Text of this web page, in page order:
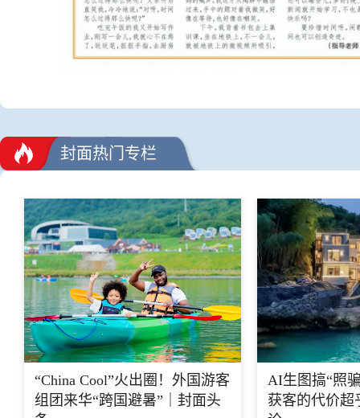
封面热门专栏
“China Cool”火出圈！外国游客
组团来华“跨国避暑”｜封面头
AI生图搞“照
获客的代价超